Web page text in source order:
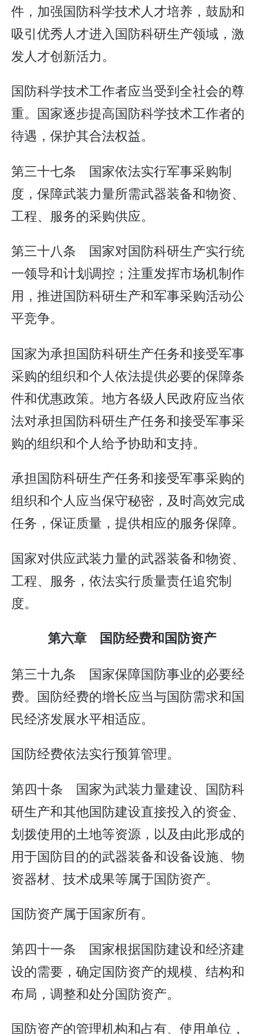
件，加强国防科学技术人才培养，鼓励和
吸引优秀人才进入国防科研生产领域，激
发人才创新活力。
国防科学技术工作者应当受到全社会的尊
重。国家逐步提高国防科学技术工作者的
待遇，保护其合法权益。
第三十七条 国家依法实行军事采购制
度，保障武装力量所需武器装备和物资、
工程、服务的采购供应。
第三十八条 国家对国防科研生产实行统
一领导和计划调控；注重发挥市场机制作
用，推进国防科研生产和军事采购活动公
平竞争。
国家为承担国防科研生产任务和接受军事
采购的组织和个人依法提供必要的保障条
件和优惠政策。地方各级人民政府应当依
法对承担国防科研生产任务和接受军事采
购的组织和个人给予协助和支持。
承担国防科研生产任务和接受军事采购的
组织和个人应当保守秘密，及时高效完成
任务，保证质量，提供相应的服务保障。
国家对供应武装力量的武器装备和物资、
工程、服务，依法实行质量责任追究制
度。
第六章 国防经费和国防资产
第三十九条 国家保障国防事业的必要经
费。国防经费的增长应当与国防需求和国
民经济发展水平相适应。
国防经费依法实行预算管理。
第四十条 国家为武装力量建设、国防科
研生产和其他国防建设直接投入的资金、
划拨使用的土地等资源，以及由此形成的
用于国防目的的武器装备和设备设施、物
资器材、技术成果等属于国防资产。
国防资产属于国家所有。
第四十一条 国家根据国防建设和经济建
设的需要，确定国防资产的规模、结构和
布局，调整和处分国防资产。
国防资产的管理机构和占有、使用单位，